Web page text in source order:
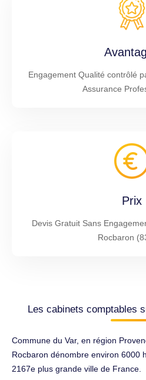
Engagement Qualité contrôlé
Assurance
Prix
Devis Gratuit Sans
Rocbaron
Les cabinets comptables
Commune du Var, en région
Rocbaron dénombre environ 6000
2167e plus grande ville de France.